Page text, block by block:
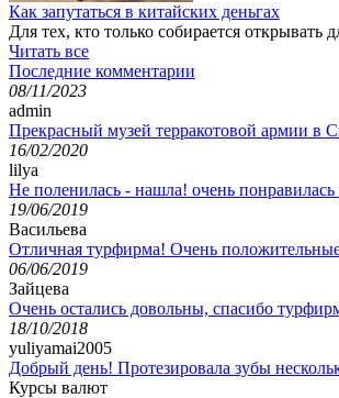
Как запутаться в китайских деньгах
Для тех, кто только собирается
Читать все
Последние комментарии
08/11/2023
admin
Прекрасный музей терракотовой армии в
16/02/2020
lilya
Не поленилась - нашла! очень понравилась
19/06/2019
Васильева
Отличная турфирма! Очень
06/06/2019
Зайцева
Очень остались довольны, спасибо
18/10/2018
yuliyamai2005
Добрый день! Протезировала зубы
Курсы валют